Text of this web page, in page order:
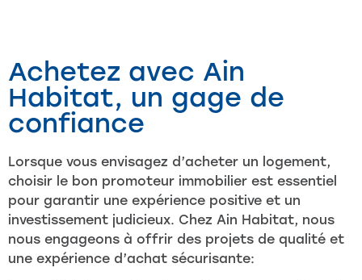
Achetez avec Ain
Habitat, un gage de
confiance
Lorsque vous envisagez d’acheter un logement,
choisir le bon promoteur immobilier est essentiel
pour garantir une expérience positive et un
investissement judicieux. Chez Ain Habitat, nous
nous engageons à offrir des projets de qualité et
une expérience d’achat sécurisante: